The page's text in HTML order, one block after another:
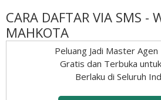
CARA DAFTAR VIA SMS -
MAHKOTA
Peluang Jadi Master
Gratis dan Terbuka
Berlaku di Seluruh